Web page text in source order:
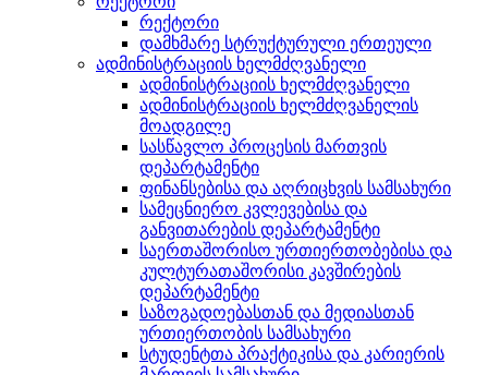
რექტორი
დამხმარე სტრუქტურული ერთეული
ადმინისტრაციის ხელმძღვანელი
ადმინისტრაციის ხელმძღვანელი
ადმინისტრაციის ხელმძღვანელის
მოადგილე
სასწავლო პროცესის მართვის
დეპარტამენტი
ფინანსებისა და აღრიცხვის სამსახური
სამეცნიერო კვლევებისა და
განვითარების დეპარტამენტი
საერთაშორისო ურთიერთობებისა და
კულტურათაშორისი კავშირების
დეპარტამენტი
საზოგადოებასთან და მედიასთან
ურთიერთობის სამსახური
სტუდენტთა პრაქტიკისა და კარიერის